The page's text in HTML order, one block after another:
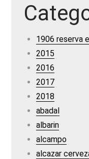
1906 reserva
2015
2016
2017
2018
abadal
albarin
alcampo
alcazar